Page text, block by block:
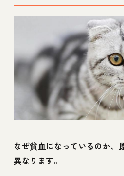
なぜ貧血になっているのか、
異なります。